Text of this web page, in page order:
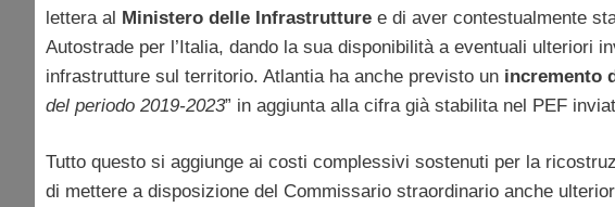
lettera al Ministero delle Infrastrutture e di aver contestualmente
Autostrade per l’Italia, dando la sua disponibilità a eventuali ulteriori
infrastrutture sul territorio. Atlantia ha anche previsto un incremento
del periodo 2019-2023” in aggiunta alla cifra già stabilita nel PEF
Tutto questo si aggiunge ai costi complessivi sostenuti per la
di mettere a disposizione del Commissario straordinario anche